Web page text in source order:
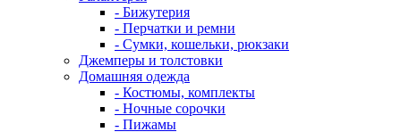
- Бижутерия
- Перчатки и ремни
- Сумки, кошельки, рюкзаки
Джемперы и толстовки
Домашняя одежда
- Костюмы, комплекты
- Ночные сорочки
- Пижамы